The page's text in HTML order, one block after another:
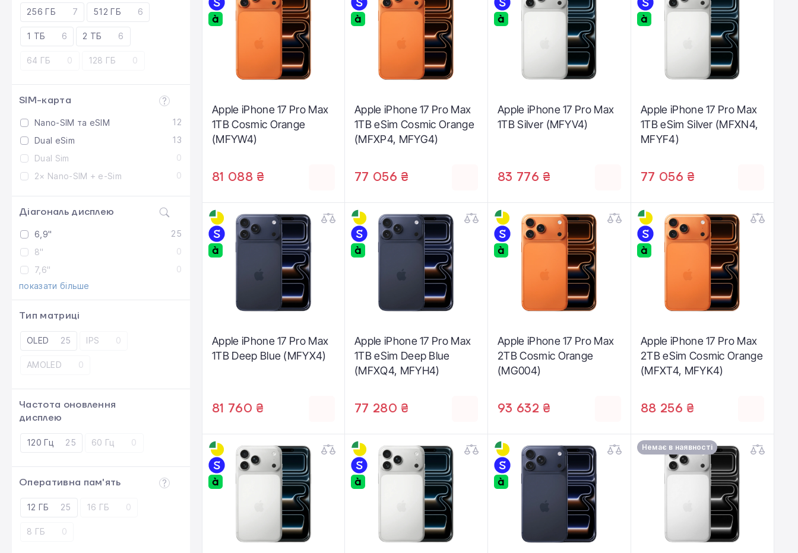
256 ГБ 7 512 ГБ 6
1 ТБ 6 2 ТБ 6
64 ГБ 0 128 ГБ 0
SIM-карта
Nano-SIM та eSIM
12
Dual eSim
13
Dual Sim
0
2× Nano-SIM + e-Sim
0
Діагональ дисплею
6,9"
25
8"
0
7,6"
0
показати більше
Тип матриці
OLED 25 IPS 0
AMOLED 0
Частота оновлення
дисплею
120 Гц 25 60 Гц 0
Оперативна пам'ять
12 ГБ 25 16 ГБ 0
8 ГБ 0
Apple iPhone 17 Pro Max
1TB Cosmic Orange
(MFYW4)
81 088 ₴
Apple iPhone 17 Pro Max
1TB eSim Cosmic Orange
(MFXP4, MFYG4)
77 056 ₴
Apple iPhone 17 Pro Max
1TB Silver (MFYV4)
83 776 ₴
Apple iPhone 17 Pro Max
1TB eSim Silver (MFXN4,
MFYF4)
77 056 ₴
Apple iPhone 17 Pro Max
1TB Deep Blue (MFYX4)
81 760 ₴
Apple iPhone 17 Pro Max
1TB eSim Deep Blue
(MFXQ4, MFYH4)
77 280 ₴
Apple iPhone 17 Pro Max
2TB Cosmic Orange
(MG004)
93 632 ₴
Apple iPhone 17 Pro Max
2TB eSim Cosmic Orange
(MFXT4, MFYK4)
88 256 ₴
Немає в наявності